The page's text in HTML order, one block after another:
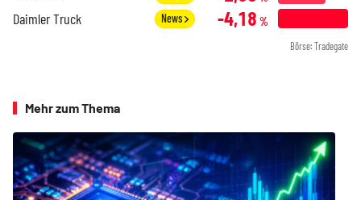
Daimler Truck News -4,18 %
Börse: Tradegate
Mehr zum Thema